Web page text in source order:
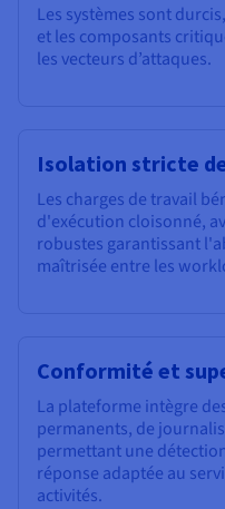
Les systèmes sont
et les composants
les vecteurs d’attaques.
Isolation stricte
Les charges de travail
d'exécution cloisonné,
robustes garantissant
maîtrisée entre les
Conformité et
La plateforme intègre
permanents, de
permettant une
réponse adaptée au
activités.